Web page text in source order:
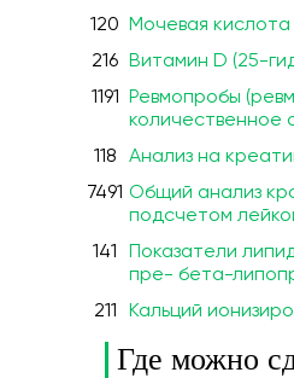
120 Мочевая кислота
216 Витамин D (25-
1191
Ревмопробы
количественное
118 Анализ на
7491 Общий анализ
подсчетом
141
Показатели
пре- бета-
211 Кальций
Где можно